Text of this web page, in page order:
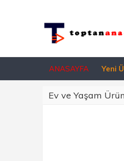
ANASAYFA Yeni
Ev ve Yaşam